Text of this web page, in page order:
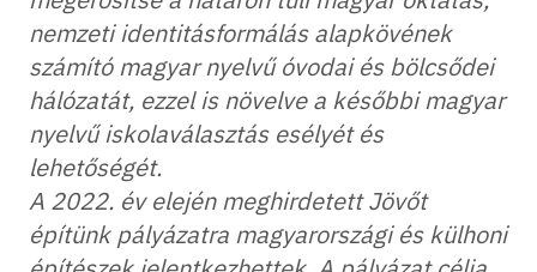
nemzeti identitásformálás alapkövének
számító magyar nyelvű óvodai és bölcsődei
hálózatát, ezzel is növelve a későbbi magyar
nyelvű iskolaválasztás esélyét és
lehetőségét.
A 2022. év elején meghirdetett Jövőt
építünk pályázatra magyarországi és külhoni